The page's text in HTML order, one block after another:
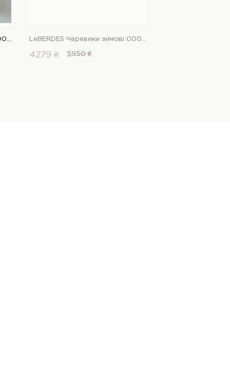
LeBERDES Черевики зимові 00000015335 1 Магазин взуття “Favorite Shoes” LeBERDES Черевики зимові 00000012022 1 Магазин взуття “Favorite Shoes”
4279 ₴ 5950 ₴